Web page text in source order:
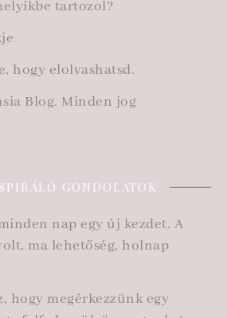
tartozol?
hogy elolvashatsd.
Blog. Minden jog
GONDOLATOK
nap egy új kezdet. A
ma lehetőség, holnap
hogy megérkezzünk egy